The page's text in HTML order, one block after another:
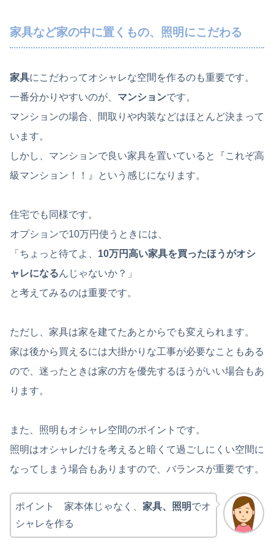
家具など家の中に置くもの、照明にこだわる
家具にこだわってオシャレな空間を作るのも重要です。
一番分かりやすいのが、 マンションです。
マンションの場合、間取りや内装などはほとんど決まって
います。
しかし、マンションで良い家具を置いていると『これぞ高
級マンション！！』という感じになります。
住宅でも同様です。
オプションで10万円使うときには、
「ちょっと待てよ、 10万円高い家具を買ったほうがオシ
ャレになるんじゃないか？」
と考えてみるのは重要です。
ただし、家具は家を建てたあとからでも変えられます。
家は後から買えるには大掛かりな工事が必要なこともある
ので、迷ったときは家の方を優先するほうがいい場合もあ
ります。
また、照明もオシャレ空間のポイントです。
照明はオシャレだけを考えると暗くて過ごしにくい空間に
なってしまう場合もありますので、バランスが重要です。
ポイント 家本体じゃなく、 家具、照明でオ
シャレを作る